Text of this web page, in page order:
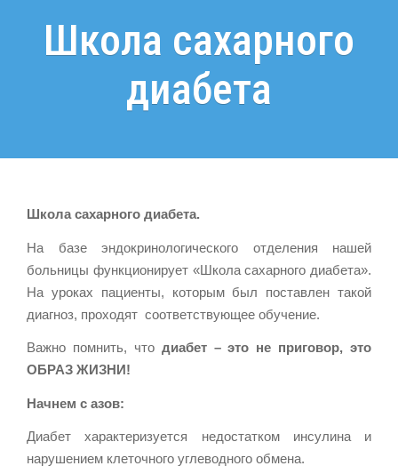
Школа сахарного
диабета
Школа сахарного диабета.
На базе эндокринологического отделения нашей
больницы функционирует «Школа сахарного диабета».
На уроках пациенты, которым был поставлен такой
диагноз, проходят соответствующее обучение.
Важно помнить, что диабет – это не приговор, это
ОБРАЗ ЖИЗНИ!
Начнем с азов:
Диабет характеризуется недостатком инсулина и
нарушением клеточного углеводного обмена.